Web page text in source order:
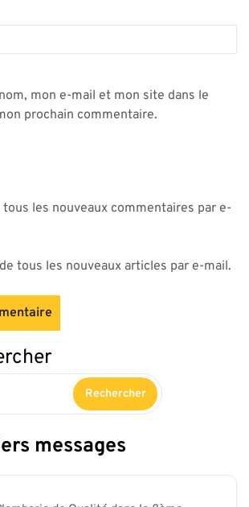
mon e-mail et mon site dans le
prochain commentaire.
les nouveaux commentaires par e-
tous les nouveaux articles par e-mail.
Rechercher
messages